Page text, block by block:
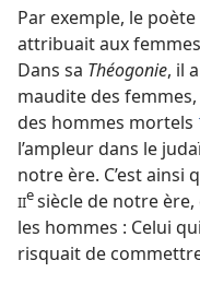
Par exemple, le
attribuait aux
Dans sa Théogonie, il
maudite des
des hommes mortels
l’ampleur dans le
notre ère. C’est ainsi
IIesiècle de notre
les hommes : Celui
risquait de